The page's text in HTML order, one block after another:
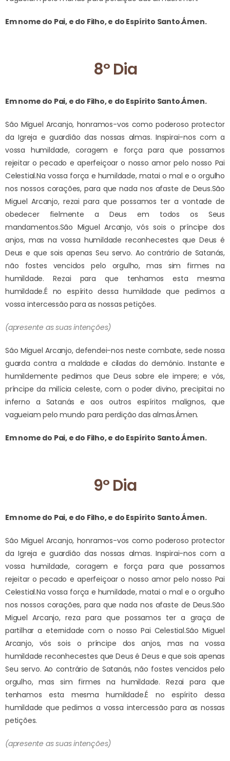
Em nome do Pai, e do Filho, e do Espírito Santo.Ámen.
8º Dia
Em nome do Pai, e do Filho, e do Espírito Santo.Ámen.
São Miguel Arcanjo, honramos-vos como poderoso protector
da Igreja e guardião das nossas almas. Inspirai-nos com a
vossa humildade, coragem e força para que possamos
rejeitar o pecado e aperfeiçoar o nosso amor pelo nosso Pai
Celestial.Na vossa força e humildade, matai o mal e o orgulho
nos nossos corações, para que nada nos afaste de Deus.São
Miguel Arcanjo, rezai para que possamos ter a vontade de
obedecer fielmente a Deus em todos os Seus
mandamentos.São Miguel Arcanjo, vós sois o príncipe dos
anjos, mas na vossa humildade reconhecestes que Deus é
Deus e que sois apenas Seu servo. Ao contrário de Satanás,
não fostes vencidos pelo orgulho, mas sim firmes na
humildade. Rezai para que tenhamos esta mesma
humildade.É no espírito dessa humildade que pedimos a
vossa intercessão para as nossas petições.
(apresente as suas intenções)
São Miguel Arcanjo, defendei-nos neste combate, sede nossa
guarda contra a maldade e ciladas do demónio. Instante e
humildemente pedimos que Deus sobre ele impere; e vós,
príncipe da milícia celeste, com o poder divino, precipitai no
inferno a Satanás e aos outros espíritos malignos, que
vagueiam pelo mundo para perdição das almas.Ámen.
Em nome do Pai, e do Filho, e do Espírito Santo.Ámen.
9º Dia
Em nome do Pai, e do Filho, e do Espírito Santo.Ámen.
São Miguel Arcanjo, honramos-vos como poderoso protector
da Igreja e guardião das nossas almas. Inspirai-nos com a
vossa humildade, coragem e força para que possamos
rejeitar o pecado e aperfeiçoar o nosso amor pelo nosso Pai
Celestial.Na vossa força e humildade, matai o mal e o orgulho
nos nossos corações, para que nada nos afaste de Deus.São
Miguel Arcanjo, reza para que possamos ter a graça de
partilhar a eternidade com o nosso Pai Celestial.São Miguel
Arcanjo, vós sois o príncipe dos anjos, mas na vossa
humildade reconhecestes que Deus é Deus e que sois apenas
Seu servo. Ao contrário de Satanás, não fostes vencidos pelo
orgulho, mas sim firmes na humildade. Rezai para que
tenhamos esta mesma humildade.É no espírito dessa
humildade que pedimos a vossa intercessão para as nossas
petições.
(apresente as suas intenções)